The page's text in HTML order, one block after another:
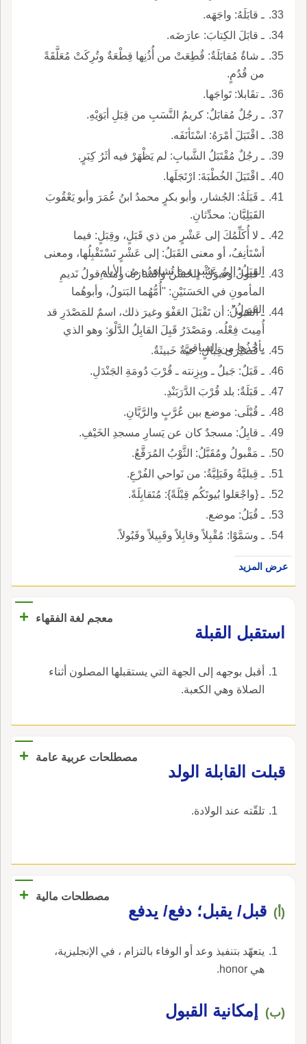
ـ قابَلَهُ: واجَهَه.
ـ قابَلَ الكِتابَ: عارَضَه.
ـ شاةٌ مُقابَلَةٌ: قُطِعَتْ من أُذُنِها قِطْعَةٌ وتُرِكَتْ مُعَلَّقَةً
من قُدُمٍ.
ـ تقَابلا: تَواجَها.
ـ رجُلٌ مُقابَلٌ: كريمُ النَّسَبِ من قِبَلِ أبَوَيْهِ.
ـ اقْتَبَلَ أمْرَهُ: اسْتَأنَفَه.
ـ رجُلٌ مُقْتَبَلُ الشَّبابِ: لم يَظْهَرْ فيه أثَرُ كِبَرٍ.
ـ اقْتَبَلَ الخُطْبَةَ: ارْتَجَلَها.
ـ قَبَلَةُ: الجُشار، وأبو بكرٍ محمدُ ابنُ عُمَرَ وأبو يَعْقُوبَ
القَبَلِيَّان: محدِّثانِ.
ـ لا أُكَلِّمُكَ إلى عَشْرٍ من ذي قَبَلٍ، وقِبَلٍ: فيما
أسْتَأنِفُ، أو معنى القَبَلُ: إلى عَشْرٍ تَسْتَقْبِلُها، ومعنى
القِبَلُ: إلى عَشْرٍ مما تُشاهِدُه من الأيامِ.
ـ قَبولُ وقُبولُ: الحُسْنُ والشارَةُ، ومنه قولُ نَديمِ
المأمونِ في الحَسَنَيْنِ: ''أُمُّهُما البَتولُ، وأبوهُما
القَبولُ''.
ـ القَبولُ: أن تَقْبَلَ العَفْوَ وغيرَ ذلك، اسمٌ للمَصْدَرِ قد
أُمِيتَ فِعْلُه. ومَصْدَرُ قَبِلَ القابِلُ الدَّلْوَ: وهو الذي
يأخُذُها من الساقي.
ـ قُصَيْرَى قِبالٍ: حَيَّةٌ خَبيثَةٌ.
ـ قَبَلٌ: جَبلٌ ـ وبِزِنته ـ قُرْبَ دُومَةِ الجَنْدَلِ.
ـ قَبَلَةٌ: بلد قُرْبَ الدَّرَبَنْدِ.
ـ قُبْلَى: موضع بين عُرَّبٍ والرَّيَّانِ.
ـ قابِلُ: مسجدٌ كان عن يَسارِ مسجدِ الخَيْفِ.
ـ مَقْبولُ ومُقَبَّلُ: الثَّوْبُ المُرَقَّعُ.
ـ قِبليَّةُ وقَبَلِيَّةُ: من نَواحي الفُرْعِ.
ـ {واجْعَلوا بُيوتَكُم قِبْلَةً}: مُتَقابِلَةً.
ـ قُبَلُ: موضع.
ـ وسَمَّوْا: مُقْبِلاً وقابِلاً وقَبِيلاً وقَبُولاً.
عرض المزيد
معجم لغة الفقهاء
+
‏استقبل القبلة‏
‏أقبل بوجهه إلى الجهة التي يستقبلها المصلون أثناء
الصلاة وهي الكعبة‏.
مصطلحات عربية عامة
+
قبلت القابلة الولد
تلقّته عند الولادة.
مصطلحات مالية +
(أ) قبل/ يقبل؛ دفع/ يدفع
يتعهّد بتنفيذ وعد أو الوفاء بالتزام ، في الإنجليزية،
هي honor.
(ب) إمكانية القبول